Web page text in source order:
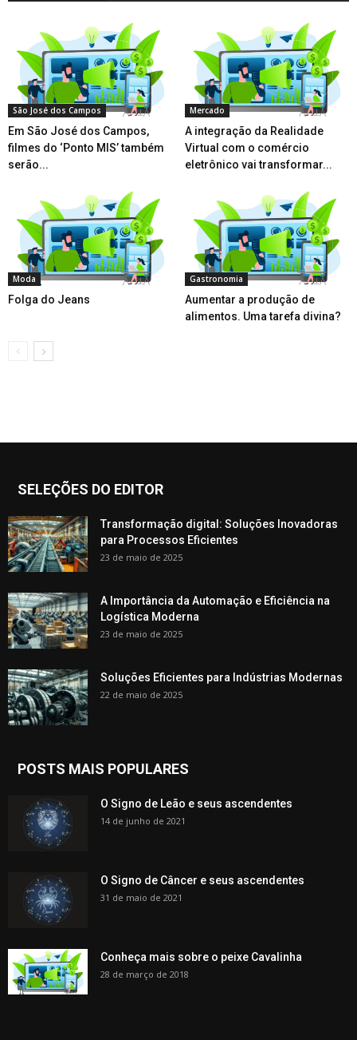
São José dos Campos
Em São José dos Campos,
filmes do ‘Ponto MIS’ também
serão...
Mercado
A integração da Realidade
Virtual com o comércio
eletrônico vai transformar...
Moda
Folga do Jeans
Gastronomia
Aumentar a produção de
alimentos. Uma tarefa divina?
SELEÇÕES DO EDITOR
Transformação digital: Soluções Inovadoras
para Processos Eficientes
23 de maio de 2025
A Importância da Automação e Eficiência na
Logística Moderna
23 de maio de 2025
Soluções Eficientes para Indústrias Modernas
22 de maio de 2025
POSTS MAIS POPULARES
O Signo de Leão e seus ascendentes
14 de junho de 2021
O Signo de Câncer e seus ascendentes
31 de maio de 2021
Conheça mais sobre o peixe Cavalinha
28 de março de 2018